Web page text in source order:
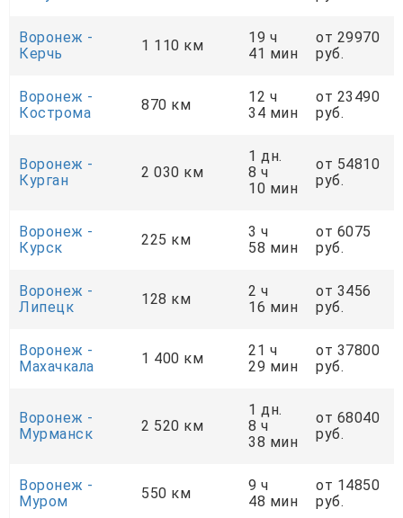
Воронеж -
Керчь
1 110 км
19 ч
41 мин
от 29970
руб.
Воронеж -
Кострома
870 км
12 ч
34 мин
от 23490
руб.
Воронеж -
Курган
2 030 км
1 дн.
8 ч
10 мин
от 54810
руб.
Воронеж -
Курск
225 км
3 ч
58 мин
от 6075
руб.
Воронеж -
Липецк
128 км
2 ч
16 мин
от 3456
руб.
Воронеж -
Махачкала
1 400 км
21 ч
29 мин
от 37800
руб.
Воронеж -
Мурманск
2 520 км
1 дн.
8 ч
38 мин
от 68040
руб.
Воронеж -
Муром
550 км
9 ч
48 мин
от 14850
руб.